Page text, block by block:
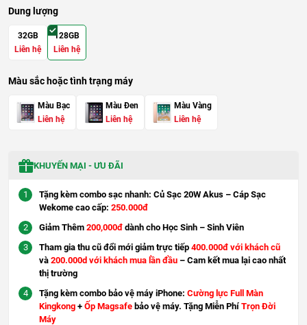
Dung lượng
32GB
Liên hệ
128GB
Liên hệ
Màu sắc hoặc tình trạng máy
Màu Bạc
Liên hệ
Màu Đen
Liên hệ
Màu Vàng
Liên hệ
KHUYẾN MẠI - ƯU ĐÃI
Tặng kèm combo sạc nhanh: Củ Sạc 20W Akus – Cáp Sạc
Wekome cao cấp: 250.000đ
Giảm Thêm 200,000đ dành cho Học Sinh – Sinh Viên
Tham gia thu cũ đổi mới giảm trực tiếp 400.000đ với khách cũ
và 200.000d với khách mua lần đầu – Cam kết mua lại cao nhất
thị trường
Tặng kèm combo bảo vệ máy iPhone: Cường lực Full Màn
Kingkong + Ốp Magsafe bảo vệ máy. Tặng Miễn Phí Trọn Đời
Máy